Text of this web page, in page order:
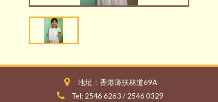
地址：香港薄扶林道69A
Tel: 2546 6263 / 2546 0329